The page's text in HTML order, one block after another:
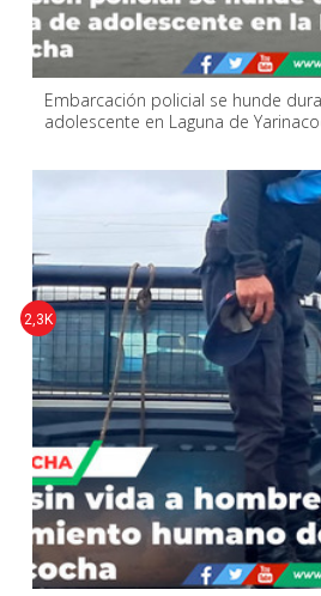
Embarcación policial se hunde
adolescente en Laguna de
2,3K